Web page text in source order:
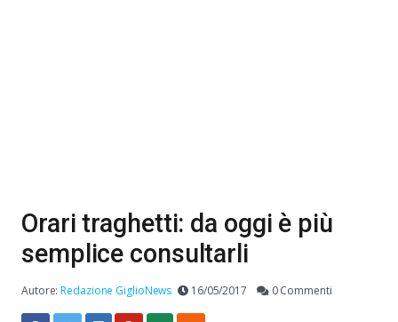
Orari traghetti: da oggi è più
semplice consultarli
Autore:Redazione GiglioNews 16/05/2017 0 Commenti